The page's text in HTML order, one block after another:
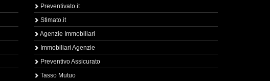
Preventivato.it
Stimato.it
Agenzie Immobiliari
Immobiliari Agenzie
Preventivo Assicurato
Tasso Mutuo